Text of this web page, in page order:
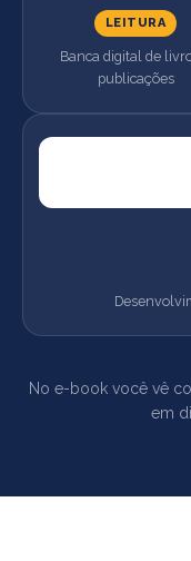
LEITURA
Banca digital de
publicações
No e-book você vê
em